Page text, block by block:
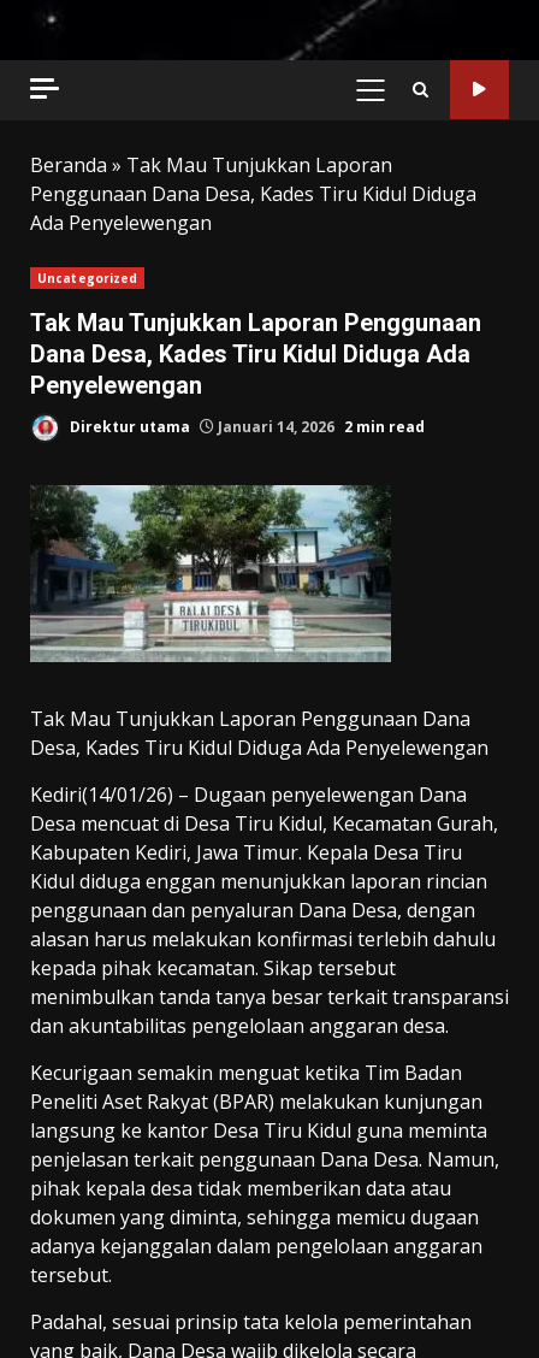
PRIMARY
Beranda » Tak Mau Tunjukkan Laporan
Penggunaan Dana Desa, Kades Tiru Kidul Diduga
Ada Penyelewengan
Uncategorized
Tak Mau Tunjukkan Laporan Penggunaan
Dana Desa, Kades Tiru Kidul Diduga Ada
Penyelewengan
Direktur utama Januari 14, 2026 2 min read
Tak Mau Tunjukkan Laporan Penggunaan Dana
Desa, Kades Tiru Kidul Diduga Ada Penyelewengan
Kediri(14/01/26) – Dugaan penyelewengan Dana
Desa mencuat di Desa Tiru Kidul, Kecamatan Gurah,
Kabupaten Kediri, Jawa Timur. Kepala Desa Tiru
Kidul diduga enggan menunjukkan laporan rincian
penggunaan dan penyaluran Dana Desa, dengan
alasan harus melakukan konfirmasi terlebih dahulu
kepada pihak kecamatan. Sikap tersebut
menimbulkan tanda tanya besar terkait transparansi
dan akuntabilitas pengelolaan anggaran desa.
Kecurigaan semakin menguat ketika Tim Badan
Peneliti Aset Rakyat (BPAR) melakukan kunjungan
langsung ke kantor Desa Tiru Kidul guna meminta
penjelasan terkait penggunaan Dana Desa. Namun,
pihak kepala desa tidak memberikan data atau
dokumen yang diminta, sehingga memicu dugaan
adanya kejanggalan dalam pengelolaan anggaran
tersebut.
Padahal, sesuai prinsip tata kelola pemerintahan
yang baik, Dana Desa wajib dikelola secara